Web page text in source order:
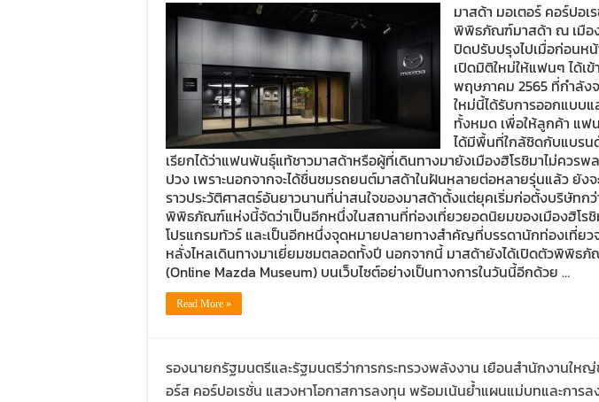
มาสด้า มอเตอร์ คอร์ปอเ
พิพิธภัณฑ์มาสด้า ณ เมือง
ปิดปรับปรุงไปเมื่อก่อนห
เปิดมิติใหม่ให้แฟนๆ ได้เ
พฤษภาคม 2565 ที่กำลั
ใหม่นี้ได้รับการออกแบบแ
ทั้งหมด เพื่อให้ลูกค้า แฟ
ได้มีพื้นที่ใกล้ชิดกับแบรน
เรียกได้ว่าแฟนพันธุ์แท้ชาวมาสด้าหรือผู้ที่เดินทางมายังเมืองฮิโรชิมาไม่ควรพ
ปวง เพราะนอกจากจะได้ชื่นชมรถยนต์มาสด้าในฝันหลายต่อหลายรุ่นแล้ว ยังจ
ราวประวัติศาสตร์อันยาวนานที่น่าสนใจของมาสด้าตั้งแต่ยุคเริ่มก่อตั้งบริษัทก
พิพิธภัณฑ์แห่งนี้จัดว่าเป็นอีกหนึ่งในสถานที่ท่องเที่ยวยอดนิยมของเมืองฮิโรชิ
โปรแกรมทัวร์ และเป็นอีกหนึ่งจุดหมายปลายทางสำคัญที่บรรดานักท่องเที่ย
หลั่งไหลเดินทางมาเยี่ยมชมตลอดทั้งปี นอกจากนี้ มาสด้ายังได้เปิดตัวพิพิธ
(Online Mazda Museum) บนเว็บไซต์อย่างเป็นทางการในวันนี้อีกด้วย …
Read More »
รองนายกรัฐมนตรีและรัฐมนตรีว่าการกระทรวงพลังงาน เยือนสำนักงานให
อร์ส คอร์ปอเรชั่น แสวงหาโอกาสการลงทุน พร้อมเน้นย้ำแผนแม่บทและการ